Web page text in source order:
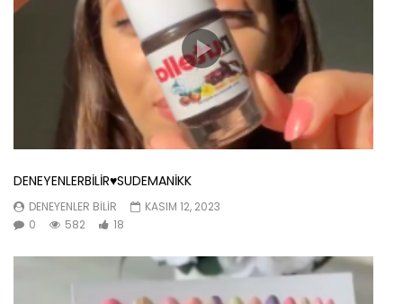
DENEYENLERBİLİR♥️SUDEMANİKK
DENEYENLER BILIR
KASIM 12, 2023
0
582 18